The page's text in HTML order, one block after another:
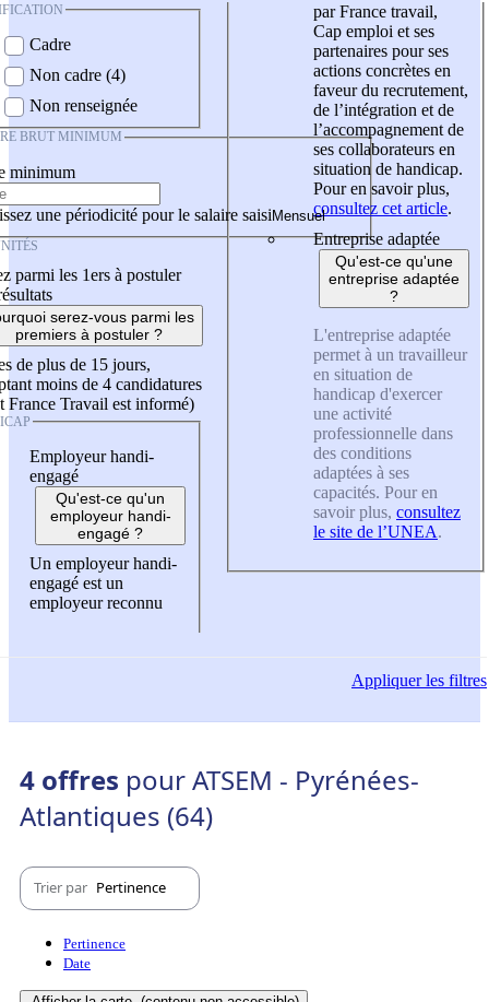
Cadre
Non cadre (4)
Non renseignée
BRUT MINIMUM
minimum
une périodicité pour le salaire saisi
parmi les 1ers à postuler
serez-vous parmi les
premiers à postuler ?
de plus de 15 jours,
moins de 4 candidatures
France Travail est informé)
Employeur handi-
engagé
Qu'est-ce qu'un
employeur handi-
engagé ?
Un employeur handi-
engagé est un
employeur reconnu
par France travail,
Cap emploi et ses
partenaires pour ses
actions concrètes en
faveur du recrutement,
de l’intégration et de
l’accompagnement de
ses collaborateurs en
situation de handicap.
Pour en savoir plus,
consultez cet article.
Entreprise adaptée
Qu'est-ce qu'une
entreprise adaptée
?
L'entreprise adaptée
permet à un travailleur
en situation de
handicap d'exercer
une activité
professionnelle dans
des conditions
adaptées à ses
capacités. Pour en
savoir plus, consultez
le site de l’UNEA.
Appliquerles filtres
4 offres pour ATSEM - Pyrénées-
Atlantiques (64)
Trier par Pertinence
Pertinence
Date